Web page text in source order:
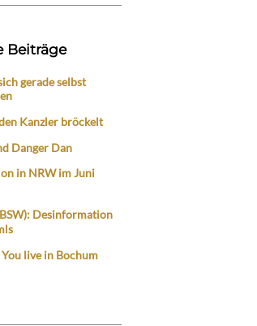
Beiträge
gerade selbst
Kanzler bröckelt
Danger Dan
in NRW im Juni
Desinformation
live in Bochum